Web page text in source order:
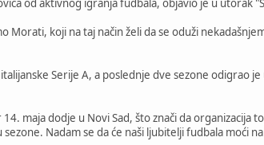
koji na taj način želi da se oduži
Serije A, a poslednje dve sezone odigrao
maja dodje u Novi Sad, što znači da organizacija
Nadam se da će naši ljubitelji fudbala moći